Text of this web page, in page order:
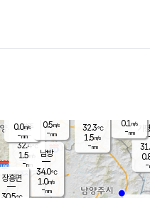
양주
32.4℃
1.5
-mm
가
-
32.3℃
1.5m/s
-mm
0.1 m/s
-mm
남방
34.0℃
1.0m/s
-mm
장흥면
0.0m/s
-mm
0.5m/s
-mm